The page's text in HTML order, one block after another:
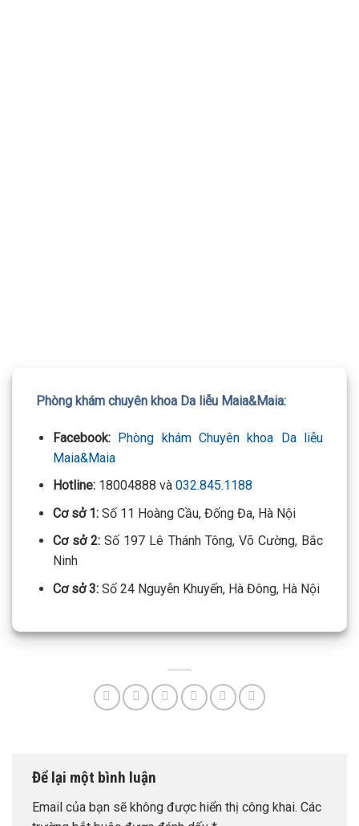
Phòng khám chuyên khoa Da liễu Maia&Maia:
Facebook: Phòng khám Chuyên khoa Da liễu
Maia&Maia
Hotline:18004888 và 032.845.1188
Cơ sở 1: Số 11 Hoàng Cầu, Đống Đa, Hà Nội
Cơ sở 2: Số 197 Lê Thánh Tông, Võ Cường, Bắc
Ninh
Cơ sở 3:Số 24 Nguyễn Khuyến, Hà Đông, Hà Nội
Để lại một bình luận
Email của bạn sẽ không được hiển thị công khai. Các